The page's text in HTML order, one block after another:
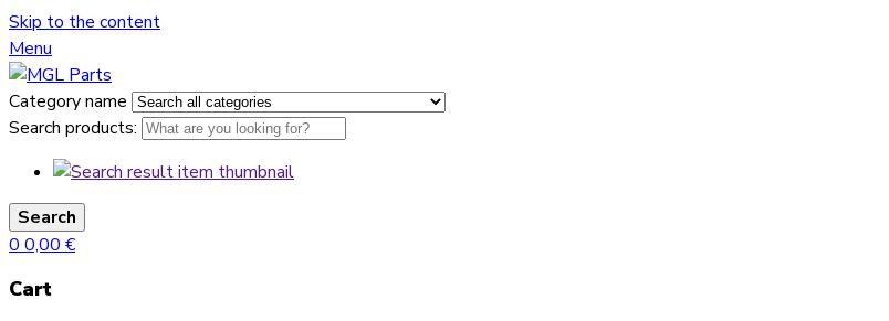
Skip to the content
Menu
Category name
Search products:
Search
0 0,00 €
Cart